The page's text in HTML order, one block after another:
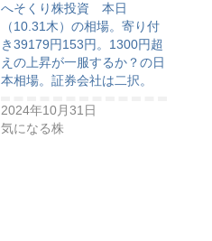
へそくり株投資 本日
（10.31木）の相場。寄り付
き39179円153円。1300円超
えの上昇が一服するか？の日
本相場。証券会社は二択。
2024年10月31日
気になる株